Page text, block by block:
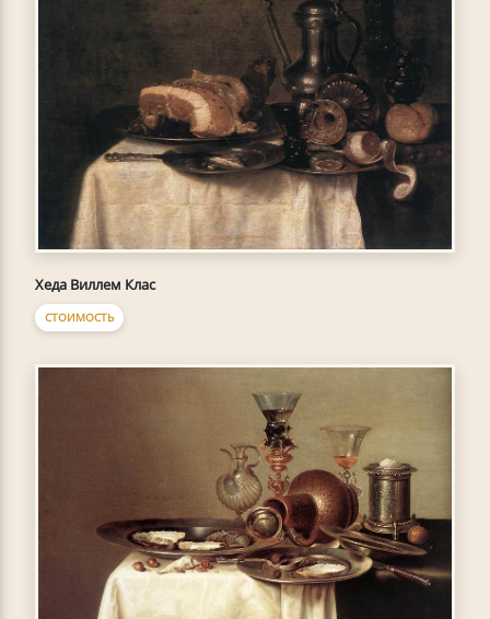
Хеда Виллем Клас
СТОИМОСТЬ